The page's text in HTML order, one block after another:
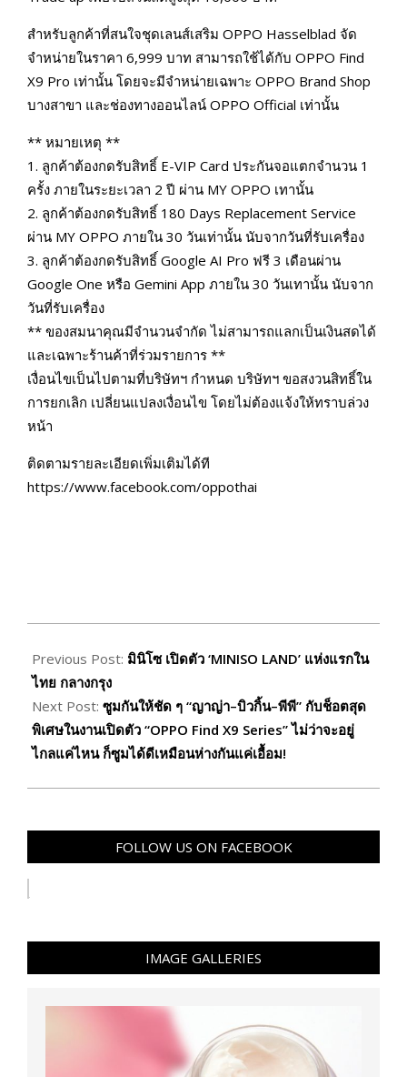
สำหรับลูกค้าที่สนใจชุดเลนส์เสริม OPPO Hasselblad จัด
จำหน่ายในราคา 6,999 บาท สามารถใช้ได้กับ OPPO Find
X9 Pro เท่านั้น โดยจะมีจำหน่ายเฉพาะ OPPO Brand Shop
บางสาขา และช่องทางออนไลน์ OPPO Official เท่านั้น
** หมายเหตุ **
1. ลูกค้าต้องกดรับสิทธิ์ E-VIP Card ประกันจอแตกจํานวน 1
ครั้ง ภายในระยะเวลา 2 ปี ผ่าน MY OPPO เทานั้น
2. ลูกค้าต้องกดรับสิทธิ์ 180 Days Replacement Service
ผ่าน MY OPPO ภายใน 30 วันเท่านั้น นับจากวันที่รับเครื่อง
3. ลูกค้าต้องกดรับสิทธิ์ Google AI Pro ฟรี 3 เดือนผ่าน
Google One หรือ Gemini App ภายใน 30 วันเทานั้น นับจาก
วันที่รับเครื่อง
** ของสมนาคุณมีจํานวนจํากัด ไม่สามารถแลกเป็นเงินสดได้
และเฉพาะร้านค้าที่ร่วมรายการ **
เงื่อนไขเป็นไปตามที่บริษัทฯ กําหนด บริษัทฯ ขอสงวนสิทธิ์ใน
การยกเลิก เปลี่ยนแปลงเงื่อนไข โดยไม่ต้องแจ้งให้ทราบล่วง
หน้า
ติดตามรายละเอียดเพิ่มเติมได้ที
https://www.facebook.com/oppothai
10-
30
Previous Post: มินิโซ เปิดตัว ‘MINISO LAND’ แห่งแรกใน
ไทย กลางกรุง
Next Post: ซูมกันให้ชัด ๆ “ญาญ่า–บิวกิ้น–พีพี” กับช็อตสุด
พิเศษในงานเปิดตัว “OPPO Find X9 Series” ไม่ว่าจะอยู่
ไกลแค่ไหน ก็ซูมได้ดีเหมือนห่างกันแค่เอื้อม!
FOLLOW US ON FACEBOOK
IMAGE GALLERIES